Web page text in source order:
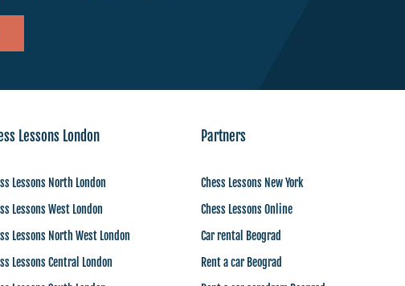
Lessons London
Lessons North London
Lessons West London
Lessons North West London
Lessons Central London
Partners
Chess Lessons New York
Chess Lessons Online
Car rental Beograd
Rent a car Beograd